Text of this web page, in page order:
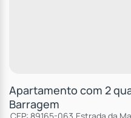
Apartamento com 2
Barragem